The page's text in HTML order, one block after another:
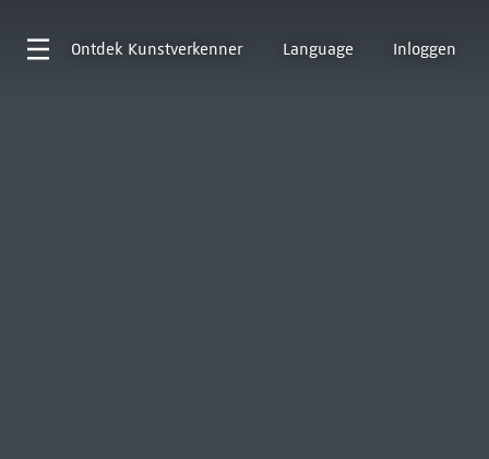
Ontdek Kunstverkenner Language Inloggen